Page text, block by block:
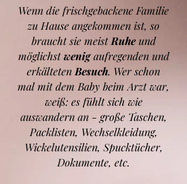
Wenn die frischgebackene Familie
zu Hause angekommen ist, so
braucht sie meistRuheund
möglichstwenigaufregenden und
erkältetenBesuch. Wer schon
mal mit dem Baby beim Arzt war,
weiß: es fühlt sich wie
auswandern an - große Taschen,
Packlisten, Wechselkleidung,
Wickelutensilien, Spucktücher,
Dokumente, etc.